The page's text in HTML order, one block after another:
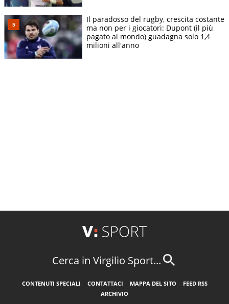
Il paradosso del rugby, crescita costante
ma non per i giocatori: Dupont (il più
pagato al mondo) guadagna solo 1,4
milioni all'anno
Cerca in Virgilio Sport...
CONTENUTI SPECIALI CONTATTACI MAPPA DEL SITO
FEED RSS
ARCHIVIO